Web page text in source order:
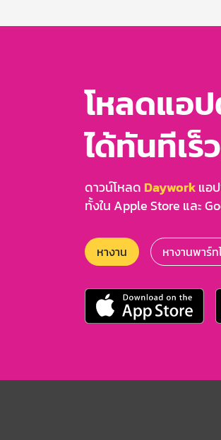
โหลดแอ
ได้ทันทีเร็
ดาวน์โหลด Dayworkแอ
ทั้งใน Apple Store และ
หางาน หางานพาร์